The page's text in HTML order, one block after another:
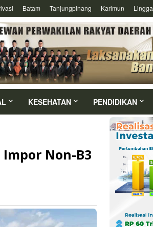
Batam Tanjungpinang Karimun Lingga
KESEHATAN PENDIDIKAN
Non-B3